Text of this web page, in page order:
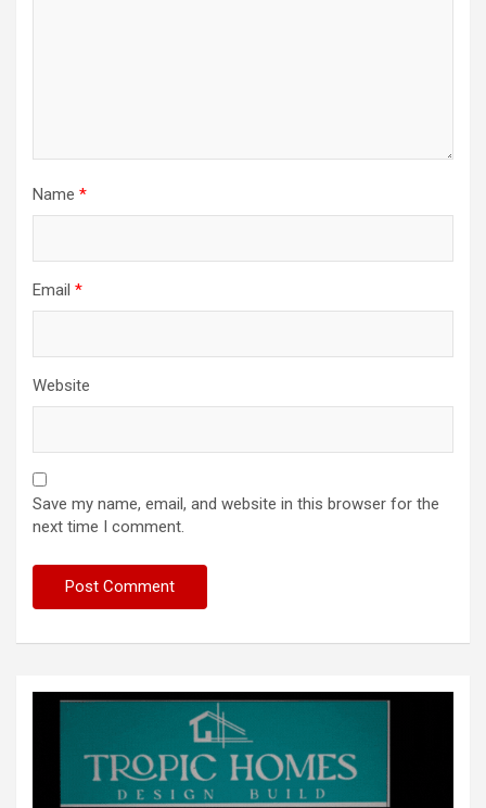
Name *
Email *
Website
Save my name, email, and website in this browser for the
next time I comment.